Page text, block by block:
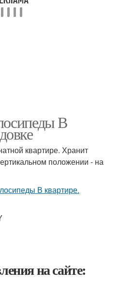
В
квартире. Хранит
положении - на
на сайте: